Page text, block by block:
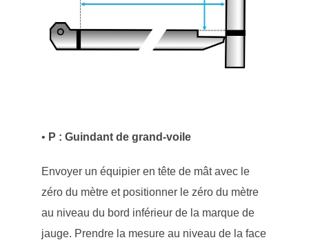
• P : Guindant de grand-voile
Envoyer un équipier en tête de mât avec le
zéro du mètre et positionner le zéro du mètre
au niveau du bord inférieur de la marque de
jauge. Prendre la mesure au niveau de la face